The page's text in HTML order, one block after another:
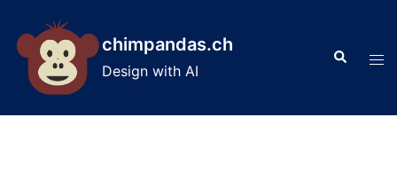
content
chimpandas.ch
Design with AI
Search